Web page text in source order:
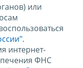
или
.
интернет-
ФНС